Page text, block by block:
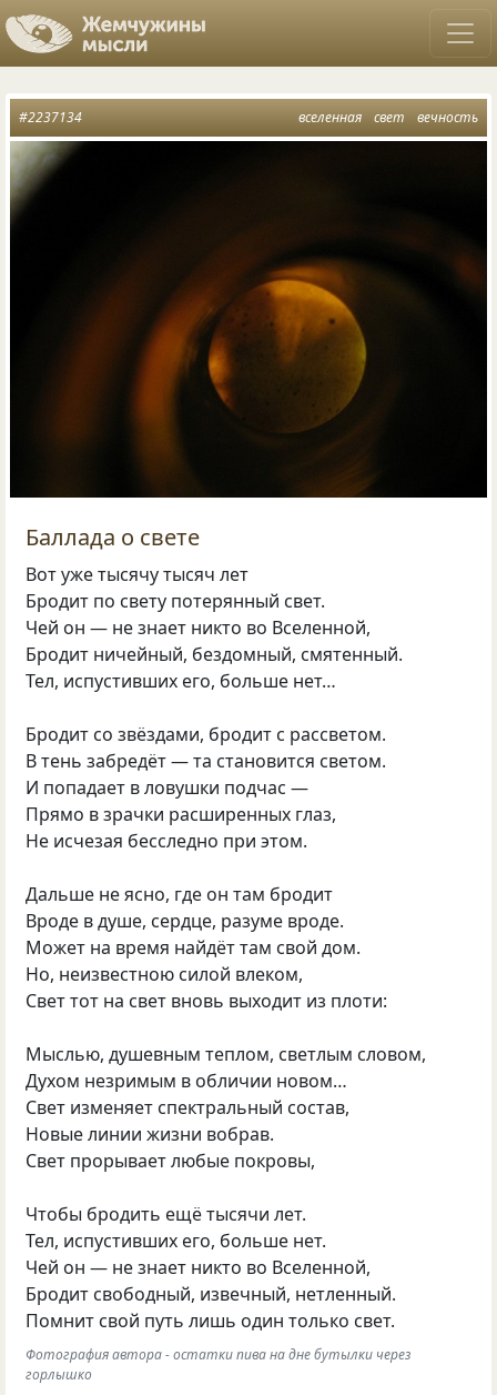
вселенная свет вечность
#2237134
Баллада о свете
Вот уже тысячу тысяч лет
Бродит по свету потерянный свет.
Чей он — не знает никто во Вселенной,
Бродит ничейный, бездомный, смятенный.
Тел, испустивших его, больше нет…
Бродит со звёздами, бродит с рассветом.
В тень забредёт — та становится светом.
И попадает в ловушки подчас —
Прямо в зрачки расширенных глаз,
Не исчезая бесследно при этом.
Дальше не ясно, где он там бродит
Вроде в душе, сердце, разуме вроде.
Может на время найдёт там свой дом.
Но, неизвестною силой влеком,
Свет тот на свет вновь выходит из плоти:
Мыслью, душевным теплом, светлым словом,
Духом незримым в обличии новом…
Свет изменяет спектральный состав,
Новые линии жизни вобрав.
Свет прорывает любые покровы,
Чтобы бродить ещё тысячи лет.
Тел, испустивших его, больше нет.
Чей он — не знает никто во Вселенной,
Бродит свободный, извечный, нетленный.
Помнит свой путь лишь один только свет.
Фотография автора - остатки пива на дне бутылки через
горлышко